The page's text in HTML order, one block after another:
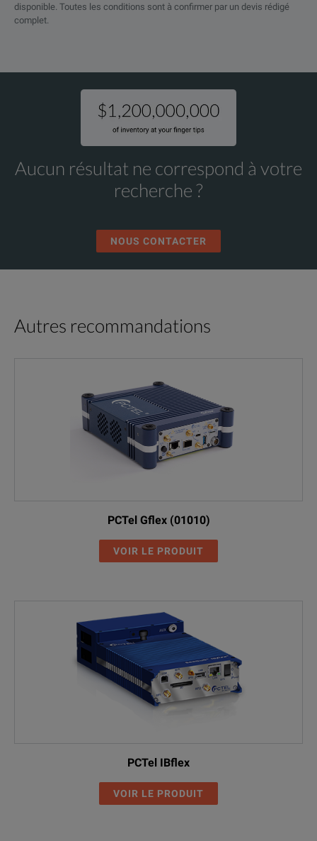
disponible. Toutes les conditions sont à confirmer par un devis rédigé
complet.
Aucun résultat ne correspond à votre
recherche ?
NOUS CONTACTER
Autres recommandations
PCTel Gflex (01010)
VOIR LE PRODUIT
PCTel IBflex
VOIR LE PRODUIT